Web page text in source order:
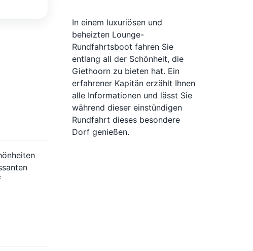
In einem luxuriösen und
beheizten Lounge-
Rundfahrtsboot fahren Sie
entlang all der Schönheit, die
Giethoorn zu bieten hat. Ein
erfahrener Kapitän erzählt Ihnen
alle Informationen und lässt Sie
während dieser einstündigen
Rundfahrt dieses besondere
Dorf genießen.